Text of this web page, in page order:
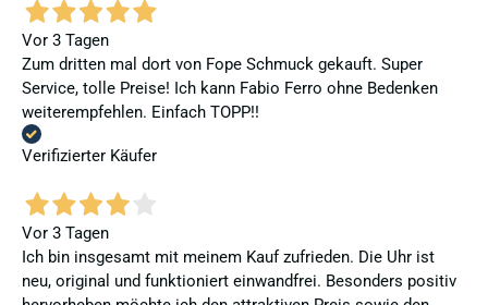
Vor 3 Tagen
Zum dritten mal dort von Fope Schmuck gekauft. Super
Service, tolle Preise! Ich kann Fabio Ferro ohne Bedenken
weiterempfehlen. Einfach TOPP!!
Verifizierter Käufer
Vor 3 Tagen
Ich bin insgesamt mit meinem Kauf zufrieden. Die Uhr ist
neu, original und funktioniert einwandfrei. Besonders positiv